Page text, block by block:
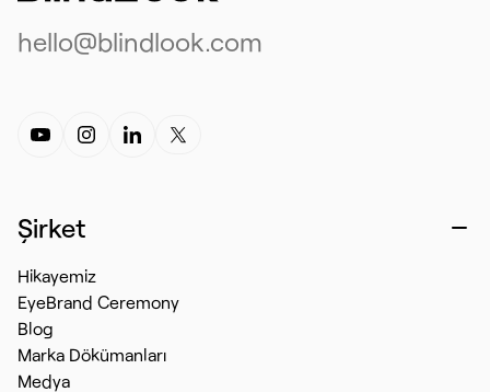
hello@blindlook.com
Şirket
Hikayemiz
EyeBrand Ceremony
Blog
Marka Dökümanları
Medya